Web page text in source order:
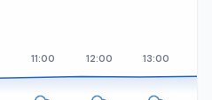
11:00 12:00 13:00